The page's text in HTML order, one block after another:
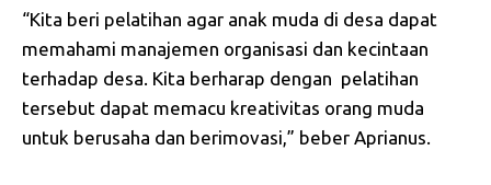
“Kita beri pelatihan agar anak muda di desa dapat
memahami manajemen organisasi dan kecintaan
terhadap desa. Kita berharap dengan pelatihan
tersebut dapat memacu kreativitas orang muda
untuk berusaha dan berimovasi,” beber Aprianus.